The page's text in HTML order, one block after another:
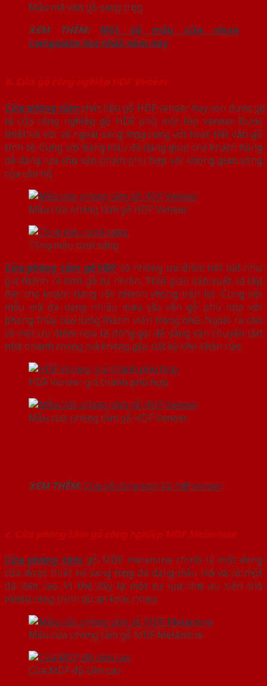
Mẫu mã vân gỗ sang trọng
XEM THÊM:
Một số mẫu cửa nhựa
composite hot nhất năm nay
b. Cửa gỗ công nghiệp HDF Veneer
Cửa phòng tắm chất liệu gỗ HDF veneer hay còn được gọi
là cửa công nghiệp gỗ HDF phủ một lớp veneer. Được
thiết kế với vẻ ngoài sang trọng cùng với hoạt tiết vân gỗ
tinh tế. Cùng với bảng màu đa dạng giúp cho khách hàng
dễ dàng lựa chọn sản phẩm phù hợp với không gian sống
của căn hộ.
Mẫu cửa phòng tắm gỗ HDF Veneer
Tông màu tươi sáng
Cửa phòng tắm gỗ HDF có những ưu điểm nổi bật như
giá thành rẻ hơn gỗ tự nhiên. Thời gian sản xuất và lắp
đặt cho khách hàng rất nhanh chóng tiện lợi. Cùng với
mẫu mã đa dạng nhiều màu sắc vân gỗ phù hợp với
phong thủy của từng thành viên trong nhà. Ngoài ra còn
có một ưu điểm nữa là đóng gói dễ dàng vận chuyển tận
nhà nhanh chóng mà không gặp bất kỳ khó khăn nào
HDF Veneer giá thành phù hợp
Mẫu cửa phòng tắm gỗ HDF Veneer
XEM THÊM:Cửa gỗ công nghiệp hdf veneer
c. Cửa phòng tắm gỗ công nghiệp MDF Melamine
Cửa phòng tắm gỗ MDF melamine chính là một dòng
cửa được thiết kế sang trọng đa dạng mẫu mã và có một
độ bền cao. Vì thế đây là một sự lựa chọn ưu tiên cho
nhiều công trình dự án khác nhau.
Mẫu cửa phòng tắm gỗ MDF Melamine
Cửa MDF độ bền cao